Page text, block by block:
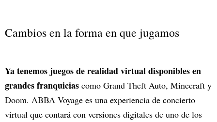
Cambios en la forma en que jugamos
Ya tenemos juegos de realidad virtual disponibles en
grandes franquicias como Grand Theft Auto, Minecraft y
Doom. ABBA Voyage es una experiencia de concierto
virtual que contará con versiones digitales de uno de los